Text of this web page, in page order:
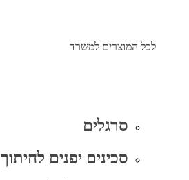
לכל המוצרים למשרד
סרגלים
סכינים יפנים לחיתוך